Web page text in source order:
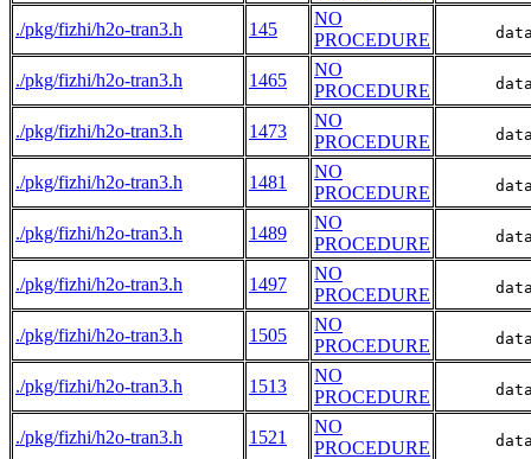
./pkg/fizhi/h2o-tran3.h 145
NO
PROCEDURE
./pkg/fizhi/h2o-tran3.h 1465
NO
PROCEDURE
./pkg/fizhi/h2o-tran3.h 1473
NO
PROCEDURE
./pkg/fizhi/h2o-tran3.h 1481
NO
PROCEDURE
./pkg/fizhi/h2o-tran3.h 1489
NO
PROCEDURE
./pkg/fizhi/h2o-tran3.h 1497
NO
PROCEDURE
./pkg/fizhi/h2o-tran3.h 1505
NO
PROCEDURE
./pkg/fizhi/h2o-tran3.h 1513
NO
PROCEDURE
./pkg/fizhi/h2o-tran3.h 1521
NO
PROCEDURE